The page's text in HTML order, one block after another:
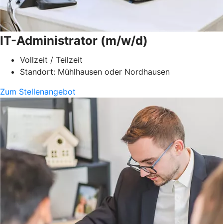
IT-Administrator (m/w/d)
Vollzeit / Teilzeit
Standort: Mühlhausen oder Nordhausen
Zum Stellenangebot